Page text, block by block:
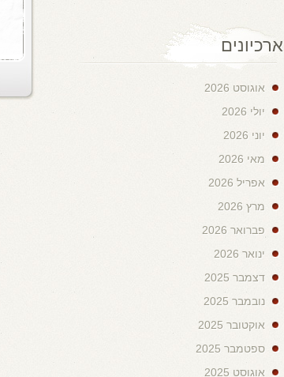
ארכיונים
אוגוסט 2026
יולי 2026
יוני 2026
מאי 2026
אפריל 2026
מרץ 2026
פברואר 2026
ינואר 2026
דצמבר 2025
נובמבר 2025
אוקטובר 2025
ספטמבר 2025
אוגוסט 2025